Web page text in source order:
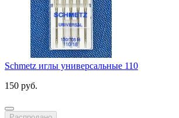
Schmetz иглы универсальные 110
150 руб.